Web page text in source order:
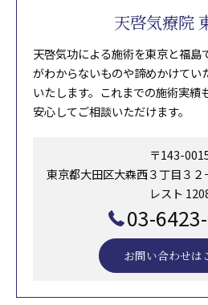
天啓気療院
天啓気功による施術を東京と福島
がわからないものや諦めかけてい
いたします。これまでの施術実績
安心してご相談いただけます。
〒143-
東京都大田区大森西３丁目３
レスト
03-
お問い合わせは